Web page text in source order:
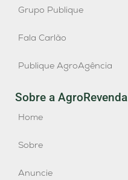
Grupo Publique
Fala Carlão
Publique AgroAgência
Sobre a AgroRevenda
Home
Sobre
Anuncie